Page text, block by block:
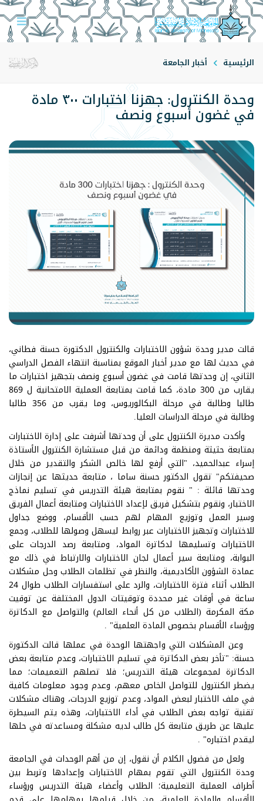
الرئيسية أخبار الجامعة
وحدة الكنترول: جهزنا اختبارات ٣٠٠ مادة
في غضون أسبوع ونصف
قالت مدير وحدة شؤون الاختبارات والكنترول الدكتورة حسنة فطاني،
في حديث لها مع مدير أخبار الموقع بمناسبة انتهاء الفصل الدراسي
الثاني، إن وحدتها قامت في غضون أسبوع ونصف بتجهيز اختبارات ما
يقارب من 300 مادة، كما قامت بمتابعة العملية الامتحانية ل 869
طالبا وطالبة في مرحلة البكالوريوس، وما يقرب من 356 طالبا
وطالبة في مرحلة الدراسات العليا.
وأكدت مديرة الكنترول على أن وحدتها أشرفت على إدارة الاختبارات
بمتابعة حثيثة ومنظمة ودائمة من قبل مستشارة الكنترول الأستاذة
إسراء عبدالحميد، "التي أرفع لها خالص الشكر والتقدير من خلال
صحيفتكم" تقول الدكتور حسنة ساما ، متابعة حديثها عن إنجازات
وحدتها قائلة : " نقوم بمتابعة هيئة التدريس في تسليم نماذج
الاختبار، ونقوم بتشكيل فريق لإعداد الاختبارات ومتابعة أعمال الفريق
وسير العمل وتوزيع المهام لهم حسب الأقسام، ووضع جداول
للاختبارات وتجهيز الاختبارات عبر روابط ليسهل وصولها للطلاب، وجمع
الاختبارات وتسليمها لدكاترة المواد، ومتابعة رصد الدرجات على
البوابة، ومتابعة سير أعمال لجان الاختبارات والارتباط في ذلك مع
عمادة الشؤون الأكاديمية، والنظر في تظلمات الطلاب وحل مشكلات
الطلاب أثناء فترة الاختبارات، والرد على استفسارات الطلاب طوال 24
ساعة في أوقات غير محددة وتوقيتات الدول المختلفة عن توقيت
مكة المكرمة (الطلاب من كل أنحاء العالم) والتواصل مع الدكاترة
ورؤساء الأقسام بخصوص المادة العلمية" .
وعن المشكلات التي واجهتها الوحدة في عملها قالت الدكتورة
حسنة: "تأخر بعض الدكاترة في تسليم الاختبارات، وعدم متابعة بعض
الدكاترة لمجموعات هيئة التدريس؛ فلا تصلهم التعميمات؛ مما
يضطر الكنترول للتواصل الخاص معهم، وعدم وجود معلومات كافية
في ملف الاختبار لبعض المواد، وعدم توزيع الدرجات، وهناك مشكلات
تقنية تواجه بعض الطلاب في أداء الاختبارات، وهذه يتم السيطرة
عليها عن طريق متابعة كل طالب لديه مشكلة ومساعدته في حلها
ليقدم اختباره" .
ولعل من فضول الكلام أن نقول، إن من أهم الوحدات في الجامعة
وحدة الكنترول التي تقوم بمهام الاختبارات وإعدادها وتربط بين
أطراف العملية التعليمية؛ الطلاب وأعضاء هيئة التدريس ورؤساء